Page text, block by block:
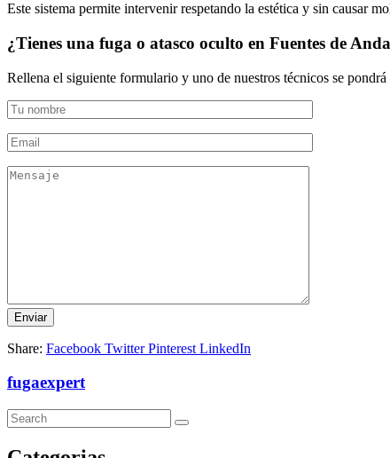
Este sistema permite intervenir respetando la estética y sin causar
¿Tienes una fuga o atasco oculto en Fuentes de
Rellena el siguiente formulario y uno de nuestros técnicos se
Share: Facebook Twitter Pinterest LinkedIn
fugaexpert